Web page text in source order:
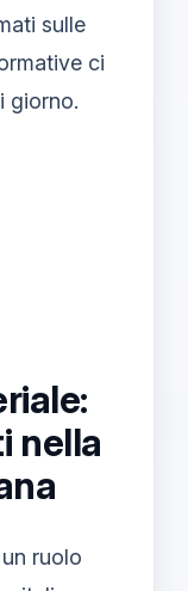
sulle
ci
giorno.
nella
ruolo